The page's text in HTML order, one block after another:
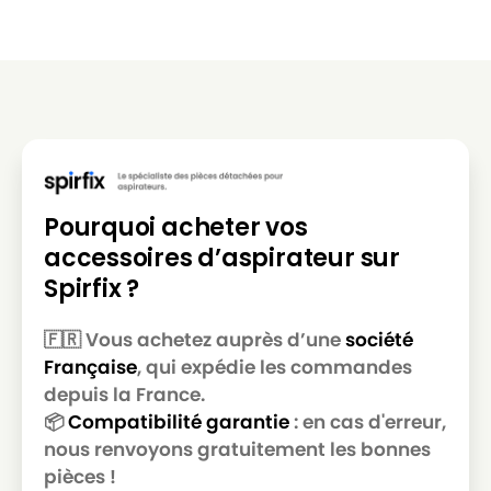
ELECTROLUX
ELECTROLUX THE BOSS PLUS
ELECTROLUX
ELECTROLUX U 2100 à U 2180
ELECTROLUX
ELECTROLUX XIO (Série)
ELECTROLUX
ELECTROLUX
ELECTROLUX Z 1010 S à Z 1030 S
ELECTROLUX
ELECTROLUX Z 1015
ELECTROLUX
ELECTROLUX Z 1018
ELECTROLUX
Pourquoi acheter vos
accessoires d’aspirateur sur
Spirfix ?
🇫🇷 Vous achetez auprès d’unesociété
Française, qui expédie les commandes
depuis la France.
📦Compatibilité garantie: en cas d'erreur,
nous renvoyons gratuitement les bonnes
pièces !